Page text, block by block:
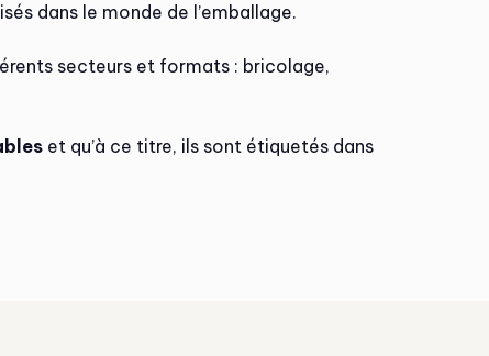
dans le monde de l’emballage.
secteurs et formats : bricolage,
et qu’à ce titre, ils sont étiquetés dans